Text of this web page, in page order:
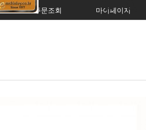
주문조회 마이페이지